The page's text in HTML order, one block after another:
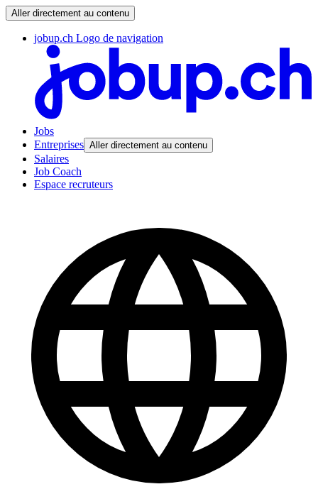
Aller directement au contenu
jobup.ch Logo de navigation
Jobs
Entreprises Aller directement au contenu
Salaires
Job Coach
Espace recruteurs